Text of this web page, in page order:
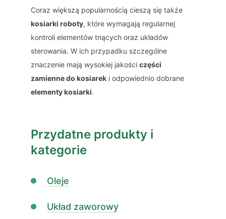
Coraz większą popularnością cieszą się także
kosiarki roboty, które wymagają regularnej
kontroli elementów tnących oraz układów
sterowania. W ich przypadku szczególne
znaczenie mają wysokiej jakości części
zamienne do kosiarek i odpowiednio dobrane
elementy kosiarki.
Przydatne produkty i
kategorie
Oleje
Układ zaworowy